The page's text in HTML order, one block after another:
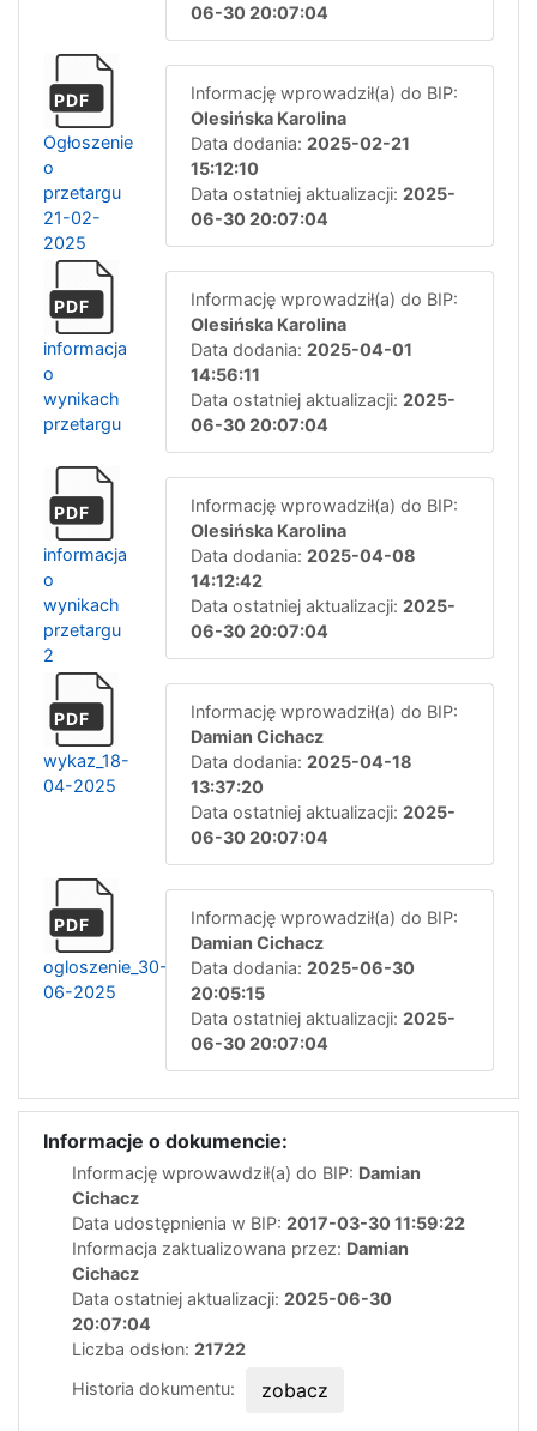
06-30 20:07:04
PDF
Ogłoszenie
o
przetargu
21-02-
2025
Informację wprowadził(a) do BIP:
Olesińska Karolina
Data dodania: 2025-02-21
15:12:10
Data ostatniej aktualizacji: 2025-
06-30 20:07:04
PDF
informacja
o
wynikach
przetargu
Informację wprowadził(a) do BIP:
Olesińska Karolina
Data dodania: 2025-04-01
14:56:11
Data ostatniej aktualizacji: 2025-
06-30 20:07:04
PDF
informacja
o
wynikach
przetargu
2
Informację wprowadził(a) do BIP:
Olesińska Karolina
Data dodania: 2025-04-08
14:12:42
Data ostatniej aktualizacji: 2025-
06-30 20:07:04
PDF
wykaz_18-
04-2025
Informację wprowadził(a) do BIP:
Damian Cichacz
Data dodania: 2025-04-18
13:37:20
Data ostatniej aktualizacji: 2025-
06-30 20:07:04
PDF
ogloszenie_30-
06-2025
Informację wprowadził(a) do BIP:
Damian Cichacz
Data dodania: 2025-06-30
20:05:15
Data ostatniej aktualizacji: 2025-
06-30 20:07:04
Informacje o dokumencie:
Informację wprowawdził(a) do BIP: Damian
Cichacz
Data udostępnienia w BIP: 2017-03-30 11:59:22
Informacja zaktualizowana przez: Damian
Cichacz
Data ostatniej aktualizacji: 2025-06-30
20:07:04
Liczba odsłon: 21722
Historia dokumentu:
zobacz